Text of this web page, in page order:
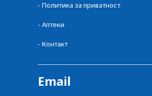
- Политика за приватност
- Аптеки
- Контакт
Email